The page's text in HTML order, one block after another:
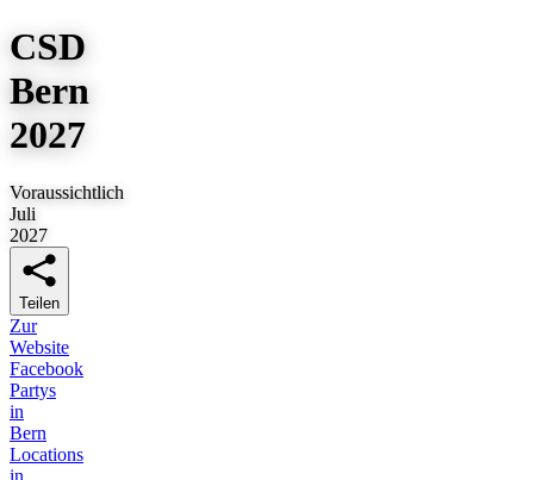
CSD
Bern
2027
Voraussichtlich
Juli
2027
Teilen
Zur
Website
Facebook
Partys
in
Bern
Locations
in